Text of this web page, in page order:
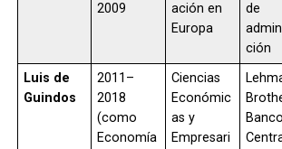
2009
ación en
Europa
de
ción
Luis de
Guindos
2011–
2018
(como
Economía
Ciencias
Económic
as y
Empresari
Banco